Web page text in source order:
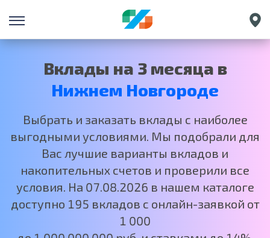
Санкт-Петербург
Краснодар
Москва
Вклады на 3 месяца в
Нижнем Новгороде
Выбрать и заказать вклады с наиболее
выгодными условиями. Мы подобрали для
Вас лучшие варианты вкладов и
накопительных счетов и проверили все
условия. На 07.08.2026 в нашем каталоге
доступно 195 вкладов с онлайн-заявкой от
1 000